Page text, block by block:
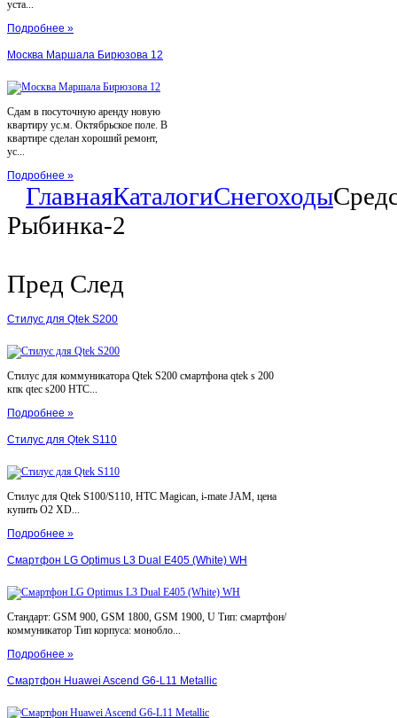
уста...
Подробнее »
Москва Маршала Бирюзова 12
Сдам в посуточную аренду новую
квартиру ус.м. Октябрьское поле. В
квартире сделан хороший ремонт,
ус...
Подробнее »
ГлавнаяКаталогиСнегоходы
Рыбинка-2
Пред След
Стилус для Qtek S200
Стилус для коммуникатора Qtek S200 смартфона qtek s 200
кпк qtec s200 HTC...
Подробнее »
Стилус для Qtek S110
Стилус для Qtek S100/S110, HTC Magican, i-mate JAM, цена
купить O2 XD...
Подробнее »
Смартфон LG Optimus L3 Dual E405 (White) WH
Стандарт: GSM 900, GSM 1800, GSM 1900, U Тип: смартфон/
коммуникатор Тип корпуса: монобло...
Подробнее »
Смартфон Huawei Ascend G6-L11 Metallic